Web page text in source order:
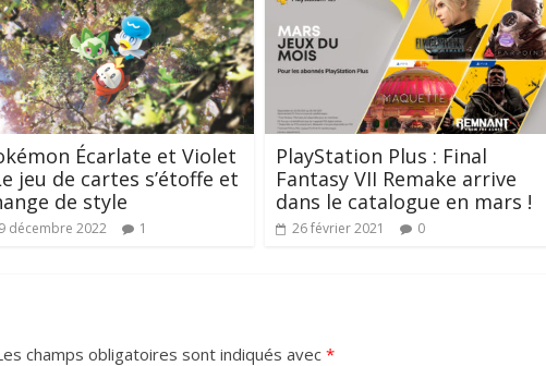
Écarlate et Violet
jeu de cartes s’étoffe et
de style
9 décembre 2022 1
PlayStation Plus : Final
Fantasy VII Remake arrive
dans le catalogue en mars !
26 février 2021 0
champs obligatoires sont indiqués avec *